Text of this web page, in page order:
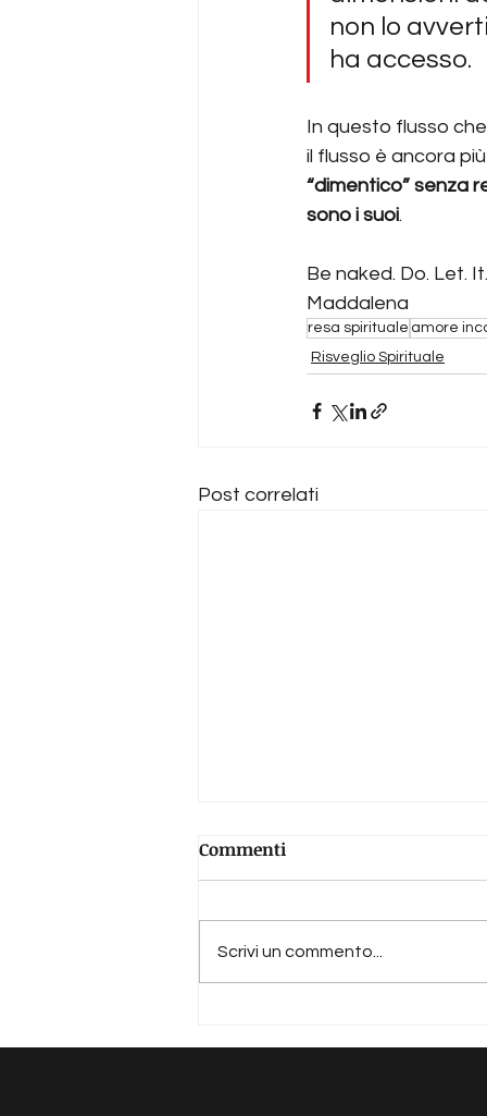
non lo
ha accesso.
In questo flusso
il flusso è ancora
“dimentico” senza
sono i suoi.
Be naked. Do. Let.
Maddalena
resa spirituale amore
Risveglio Spirituale
Post correlati
Dio è (anche) scomodo
Commenti
Scrivi un commento...